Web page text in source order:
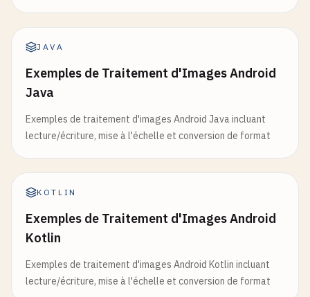
JAVA
Exemples de Traitement d'Images Android
Java
Exemples de traitement d'images Android Java incluant
lecture/écriture, mise à l'échelle et conversion de format
KOTLIN
Exemples de Traitement d'Images Android
Kotlin
Exemples de traitement d'images Android Kotlin incluant
lecture/écriture, mise à l'échelle et conversion de format